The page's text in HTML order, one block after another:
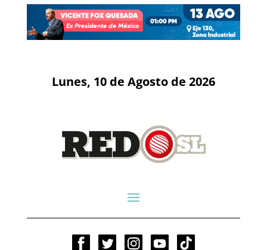
Lunes, 10 de Agosto de 2026